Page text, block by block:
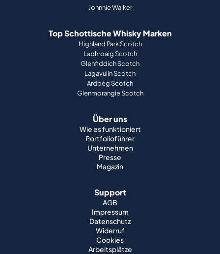
Johnnie Walker
Top Schottische Whisky Marken
Highland Park Scotch
Laphroaig Scotch
Glenfiddich Scotch
Lagavulin Scotch
Ardbeg Scotch
Glenmorangie Scotch
Über uns
Wie es funktioniert
Portfolioführer
Unternehmen
Presse
Magazin
Support
AGB
Impressum
Datenschutz
Widerruf
Cookies
Arbeitsplätze